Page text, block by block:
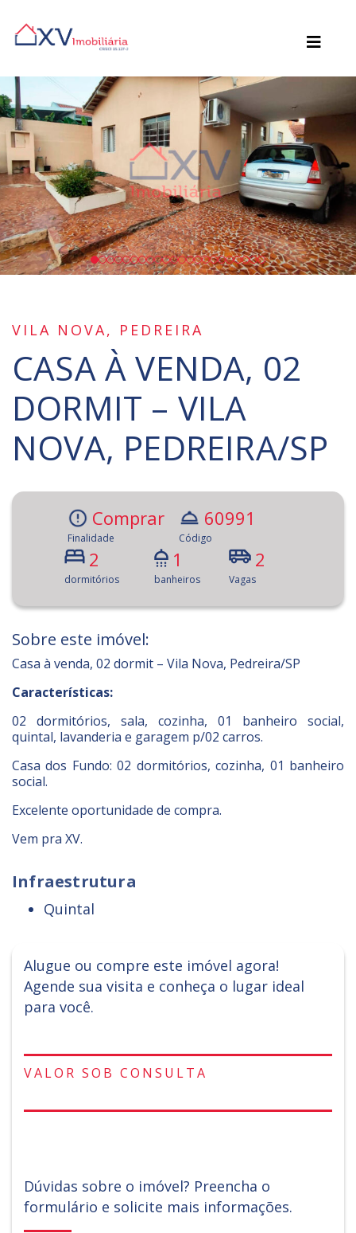
VILA NOVA, PEDREIRA
CASA À VENDA, 02
DORMIT – VILA
NOVA, PEDREIRA/SP
Comprar
Finalidade
60991
Código
2
dormitórios
1
banheiros
2
Vagas
Sobre este imóvel:
Casa à venda, 02 dormit – Vila Nova, Pedreira/SP
Características:
02 dormitórios, sala, cozinha, 01 banheiro social,
quintal, lavanderia e garagem p/02 carros.
Casa dos Fundo: 02 dormitórios, cozinha, 01 banheiro
social.
Excelente oportunidade de compra.
Vem pra XV.
Infraestrutura
Quintal
Alugue ou compre este imóvel agora!
Agende sua visita e conheça o lugar ideal
para você.
VALOR SOB CONSULTA
Dúvidas sobre o imóvel? Preencha o
formulário e solicite mais informações.